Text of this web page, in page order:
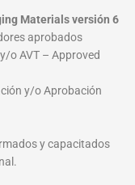
Materials versión 6
aprobados
o AVT – Approved
y/o Aprobación
y capacitados